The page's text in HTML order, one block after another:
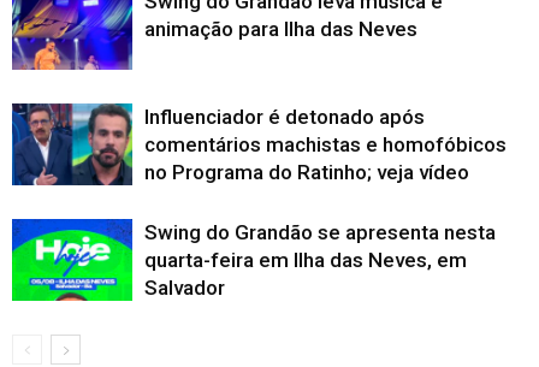
animação para Ilha das Neves
Influenciador é detonado após
comentários machistas e homofóbicos
no Programa do Ratinho; veja vídeo
Swing do Grandão se apresenta nesta
quarta-feira em Ilha das Neves, em
Salvador